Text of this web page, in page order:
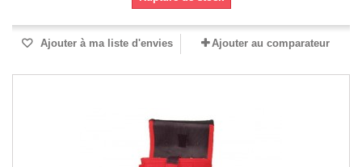
Ajouter à ma liste d'envies Ajouter au comparateur